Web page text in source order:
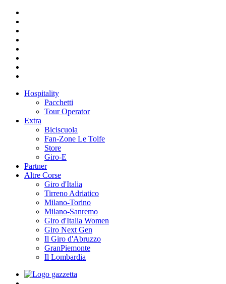
Hospitality
Pacchetti
Tour Operator
Extra
Biciscuola
Fan-Zone Le Tolfe
Store
Giro-E
Partner
Altre Corse
Giro d'Italia
Tirreno Adriatico
Milano-Torino
Milano-Sanremo
Giro d'Italia Women
Giro Next Gen
Il Giro d'Abruzzo
GranPiemonte
Il Lombardia